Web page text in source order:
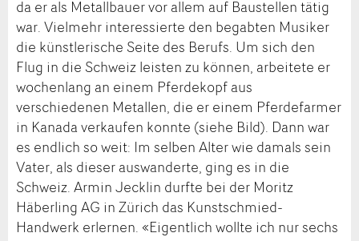
da er als Metallbauer vor allem auf Baustellen tätig
war. Vielmehr interessierte den begabten Musiker
die künstlerische Seite des Berufs. Um sich den
Flug in die Schweiz leisten zu können, arbeitete er
wochenlang an einem Pferdekopf aus
verschiedenen Metallen, die er einem Pferdefarmer
in Kanada verkaufen konnte (siehe Bild). Dann war
es endlich so weit: Im selben Alter wie damals sein
Vater, als dieser auswanderte, ging es in die
Schweiz. Armin Jecklin durfte bei der Moritz
Häberling AG in Zürich das Kunstschmied-
Handwerk erlernen. «Eigentlich wollte ich nur sechs